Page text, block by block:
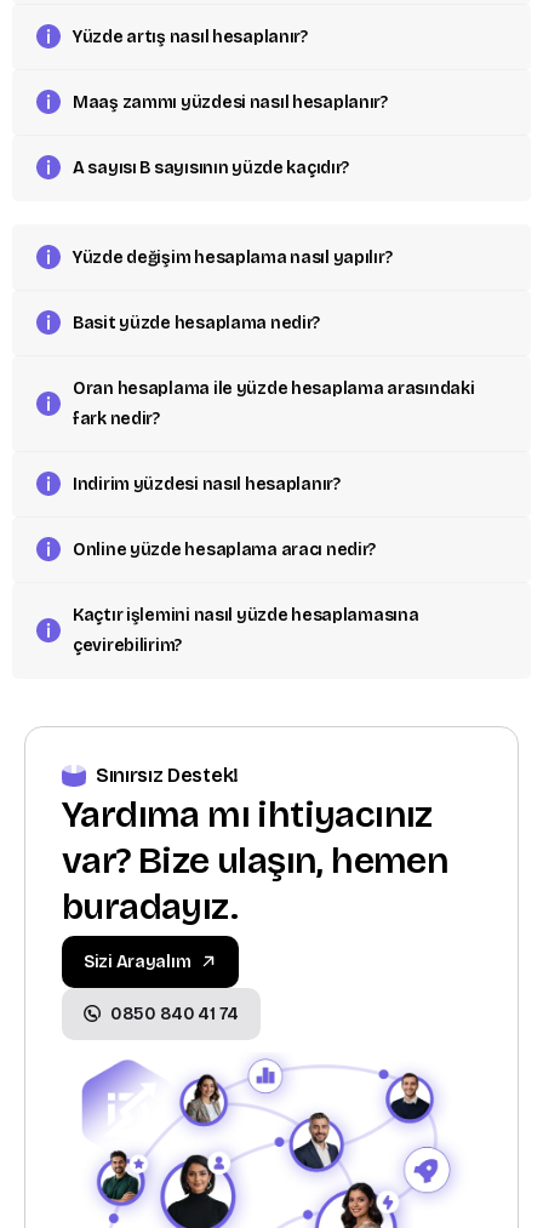
Yüzde artış nasıl hesaplanır?
Maaş zammı yüzdesi nasıl hesaplanır?
A sayısı B sayısının yüzde kaçıdır?
Yüzde değişim hesaplama nasıl yapılır?
Basit yüzde hesaplama nedir?
Oran hesaplama ile yüzde hesaplama arasındaki
fark nedir?
Indirim yüzdesi nasıl hesaplanır?
Online yüzde hesaplama aracı nedir?
Kaçtır işlemini nasıl yüzde hesaplamasına
çevirebilirim?
Sınırsız Destek!
Yardıma mı ihtiyacınız
var? Bize ulaşın, hemen
buradayız.
Sizi Arayalım
0850 840 41 74